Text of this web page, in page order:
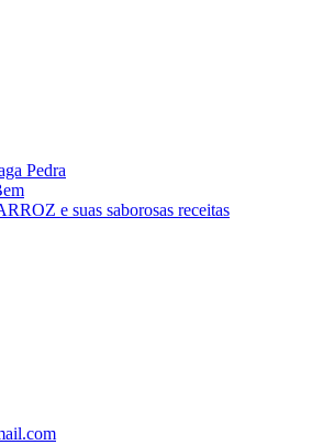
Pedra
e suas saborosas receitas